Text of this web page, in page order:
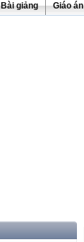
Bài giảng Giáo án